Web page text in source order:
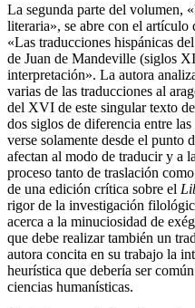
La segunda parte del volumen,
literaria», se abre con el
«Las traducciones hispánicas del
de Juan de Mandeville (siglos
interpretación». La autora
varias de las traducciones al
del XVI de este singular texto
dos siglos de diferencia entre
verse solamente desde el punto
afectan al modo de traducir y a
proceso tanto de traslación
de una edición crítica sobre el
rigor de la investigación
acerca a la minuciosidad de
que debe realizar también un
autora concita en su trabajo la
heurística que debería ser
ciencias humanísticas.